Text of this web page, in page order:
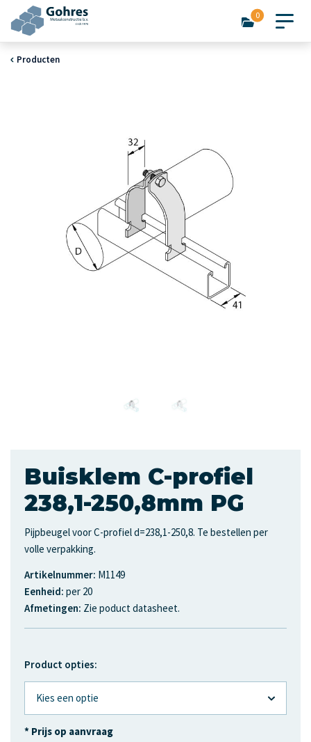
0
Producten
Buisklem C-profiel
238,1-250,8mm PG
Pijpbeugel voor C-profiel d=238,1-250,8. Te bestellen per
volle verpakking.
Artikelnummer: M1149
Eenheid: per 20
Afmetingen: Zie poduct datasheet.
Product opties:
* Prijs op aanvraag